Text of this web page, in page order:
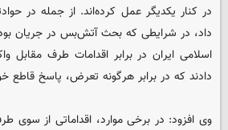
در کنار یکدیگر عمل کرده‌اند. از جمله در
داد، در شرایطی که بحث آتش‌بس در جریان
اسلامی ایران در برابر اقدامات طرف مقابل
دادند که در برابر هرگونه تعرض، پاسخ قاطع
وی افزود: در برخی موارد، اقداماتی از